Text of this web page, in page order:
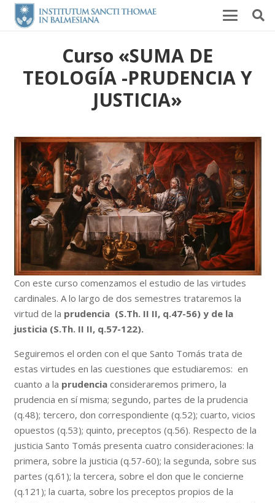
Curso «SUMA DE
TEOLOGÍA -PRUDENCIA Y
JUSTICIA»
Con este curso comenzamos el estudio de las virtudes
cardinales. A lo largo de dos semestres trataremos la
virtud de la prudencia (S.Th. II II, q.47-56) y de la
justicia (S.Th. II II, q.57-122).
Seguiremos el orden con el que Santo Tomás trata de
estas virtudes en las cuestiones que estudiaremos: en
cuanto a la prudenciaconsideraremos primero, la
prudencia en sí misma; segundo, partes de la prudencia
(q.48); tercero, don correspondiente (q.52); cuarto, vicios
opuestos (q.53); quinto, preceptos (q.56). Respecto de la
justicia Santo Tomás presenta cuatro consideraciones: la
primera, sobre la justicia (q.57-60); la segunda, sobre sus
partes (q.61); la tercera, sobre el don que le concierne
(q.121); la cuarta, sobre los preceptos propios de la